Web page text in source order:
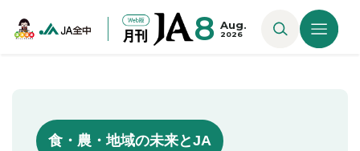
8 Aug.
2026
食・農・地域の未来とJA